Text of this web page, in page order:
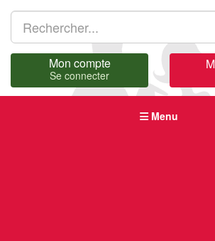
Mon compte
Se connecter
Menu